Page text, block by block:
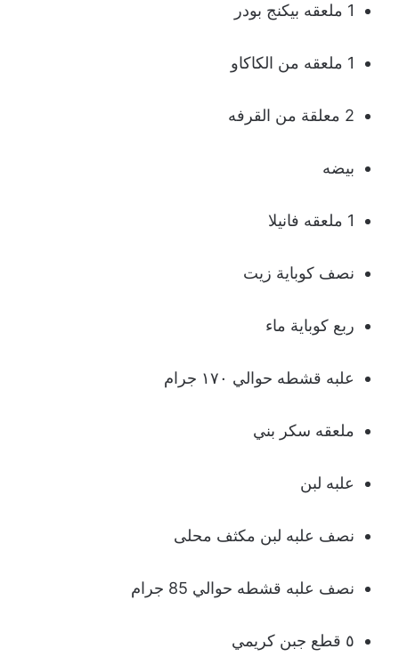
1 ملعقه بيكنج بودر
1 ملعقه من الكاكاو
2 معلقة من القرفه
بيضه
1 ملعقه فانيلا
نصف كوباية زيت
ربع كوباية ماء
علبه قشطه حوالي ١٧٠ جرام
ملعقه سكر بني
علبه لبن
نصف علبه لبن مكثف محلى
نصف علبه قشطه حوالي 85 جرام
٥ قطع جبن كريمي